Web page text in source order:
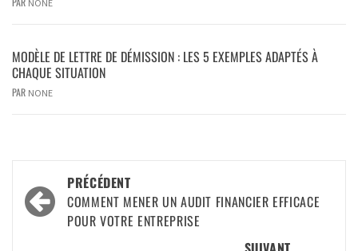
NONE
MODÈLE DE LETTRE DE DÉMISSION : LES 5 EXEMPLES ADAPTÉS À
CHAQUE SITUATION
PAR NONE
PRÉCÉDENT
COMMENT MENER UN AUDIT FINANCIER EFFICACE
POUR VOTRE ENTREPRISE